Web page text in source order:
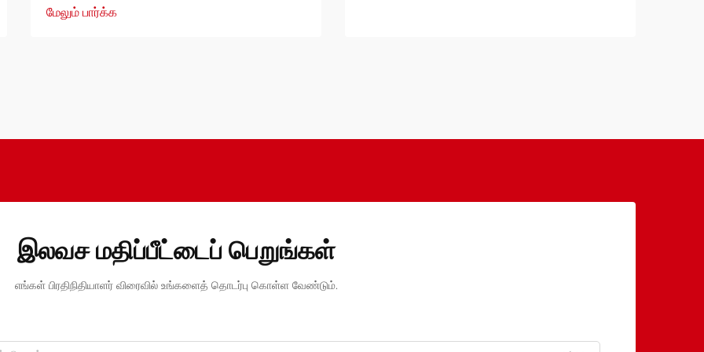
மேலும் பார்க்க
இலவச மதிப்பீட்டைப் பெறுங்கள்
எங்கள் பிரதிநிதியாளர் விரைவில் உங்களைத் தொடர்பு கொள்ள வேண்டும்.